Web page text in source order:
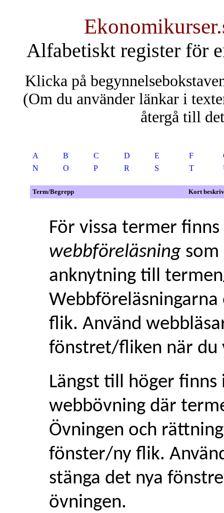
Alfabetiskt register för
Klicka på
(Om du använder länkar i
återgå till
A B C D E F
N
O P R S T
Term/Begrepp Kort
För vissa termer
webbföreläsning som
anknytning till
flik. Använd
fönstret/fliken när du
Längst till höger
webbövning där
Övningen och
fönster/ny flik.
stänga det nya
övningen.